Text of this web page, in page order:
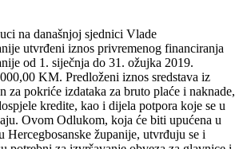
na današnjoj sjednici Vlade
utvrđeni iznos privremenog financiranja
od 1. siječnja do 31. ožujka 2019.
KM. Predloženi iznos sredstava iz
za pokriće izdataka za bruto plaće i naknade,
kredite, kao i dijela potpora koje se u
Ovom Odlukom, koja će biti upućena u
Hercegbosanske županije, utvrđuju se i